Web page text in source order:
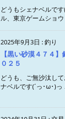
どうもシェナベルで
ル、東京ゲームショウ
2025年9月3日 :釣り
【黒い砂漠４７４
０２５
どうも、ご無沙汰し
ナベルです(´っ･ω･)っ